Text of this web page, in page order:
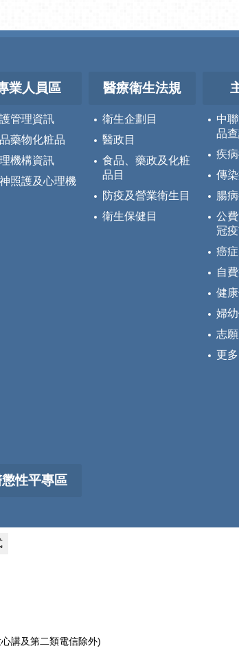
業人員區
管理資訊
藥物化粧品
機構資訊
照護及心理機
醫療衛生法規
衛生企劃目
醫政目
食品、藥政及化粧
品目
防疫及營業衛生目
衛生保健目
中
品
疾
傳
腸
公
冠
癌
自
健
婦
志
更多
性平專區
講及第二類電信除外)